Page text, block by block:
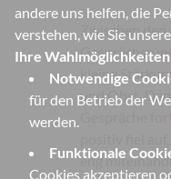
andere uns helfen, die
verstehen, wie Sie
Ihre
Notwendige
für den Betrieb der
werden.
Funktionale
Cookies akzeptieren
Zwischen den
kleine
und Obst.
eng